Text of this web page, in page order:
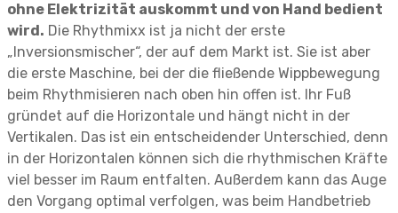
ohne Elektrizität auskommt und von Hand bedient
wird. Die Rhythmixx ist ja nicht der erste
„Inversionsmischer“, der auf dem Markt ist. Sie ist aber
die erste Maschine, bei der die fließende Wippbewegung
beim Rhythmisieren nach oben hin offen ist. Ihr Fuß
gründet auf die Horizontale und hängt nicht in der
Vertikalen. Das ist ein entscheidender Unterschied, denn
in der Horizontalen können sich die rhythmischen Kräfte
viel besser im Raum entfalten. Außerdem kann das Auge
den Vorgang optimal verfolgen, was beim Handbetrieb